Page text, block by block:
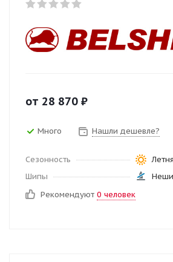
от 28 870 ₽
Много Нашли дешевле?
Сезонность
Шипы
Рекомендуют 0 человек